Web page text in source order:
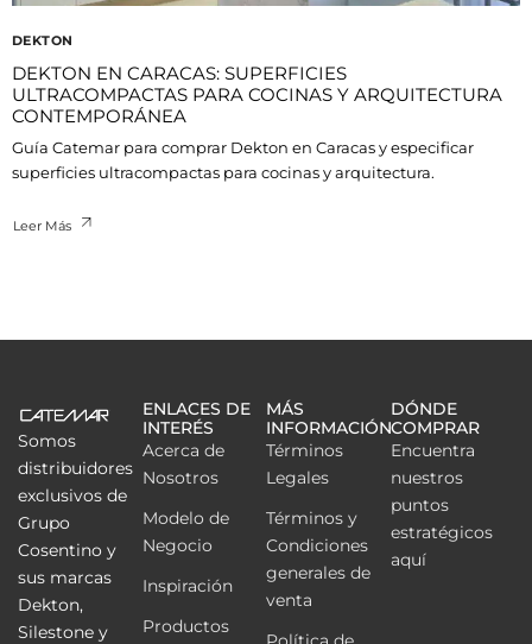
DEKTON
DEKTON EN CARACAS: SUPERFICIES
ULTRACOMPACTAS PARA COCINAS Y ARQUITECTURA
CONTEMPORÁNEA
Guía Catemar para comprar Dekton en Caracas y especificar
superficies ultracompactas para cocinas y arquitectura.
Leer Más
Somos
distribuidores
exclusivos de
Grupo
Cosentino y
sus marcas
Dekton,
Silestone y
ENLACES DE
INTERÉS
Acerca de
Nosotros
Modelo de
Negocio
Inspiración
Productos
MÁS
INFORMACIÓN
Términos
Legales
Términos y
Condiciones
generales de
venta
DÓNDE
COMPRAR
Encuentra
nuestros
puntos
estratégicos
aquí